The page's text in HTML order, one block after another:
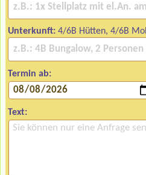
Unterkunft: 4/6B Hütten, 4/6B
Termin ab:
Text: